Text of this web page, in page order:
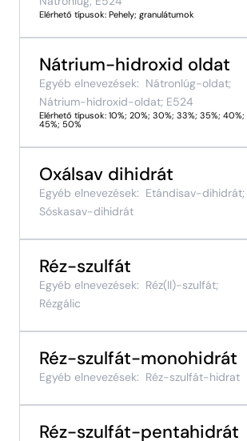
Elérhető típusok: Pehely; granulátumok
Nátrium-hidroxid oldat
Egyéb elnevezések: Nátronlúg-oldat;
Nátrium-hidroxid-oldat; E524
Elérhető típusok: 10%; 20%; 30%; 33%; 35%; 40%;
45%; 50%
Oxálsav dihidrát
Egyéb elnevezések: Etándisav-dihidrát;
Sóskasav-dihidrát
Réz-szulfát
Egyéb elnevezések: Réz(II)-szulfát;
Rézgálic
Réz-szulfát-monohidrát
Egyéb elnevezések: Réz-szulfát-hidrat
Réz-szulfát-pentahidrát